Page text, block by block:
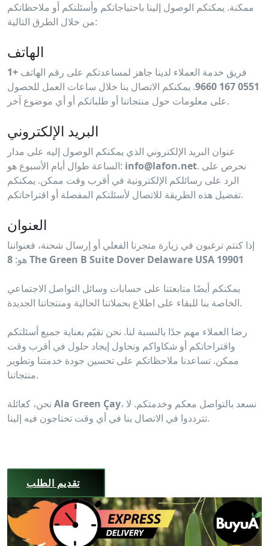
ممكنة. يمكنكم الوصول إلينا باحتياجاتكم وأسئلتكم أو ملاحظاتكم
من خلال الطرق التالية:
الهاتف
فريق خدمة العملاء لدينا جاهز لمساعدتكم على رقم الهاتف
+1
0551 167 9660
. يمكنكم الاتصال بنا خلال ساعات العمل للحصول
على معلومات حول منتجاتنا أو طلباتكم أو أي موضوع آخر.
البريد الإلكتروني
عنوان البريد الإلكتروني الذي يمكنكم الوصول إليه على مدار
الساعة طوال أيام الأسبوع هو: info@lafon.net. نحرص على
الرد على رسائلكم الإلكترونية في أقرب وقت ممكن. يمكنكم
تفضيل هذه الطريقة للاتصال لأسئلتكم المفصلة أو اقتراحاتكم.
العنوان
إذا كنتم ترغبون في زيارة متجرنا الفعلي أو إرسال شحنة، فعنواننا
هو:8 The Green B Suite Dover Delaware USA 19901
يمكنكم أيضًا متابعتنا على حسابات وسائل التواصل الاجتماعي
الخاصة بنا للبقاء على اطلاع بحملاتنا الحالية ومنتجاتنا الجديدة.
رضا العملاء مهم جدًا بالنسبة لنا. نحن نقيّم بعناية جميع أسئلتكم
واقتراحاتكم أو شكاواكم ونحاول إيجاد حلول في أقرب وقت
ممكن. تساعدنا ملاحظاتكم على تحسين جودة خدمتنا وتطوير
منتجاتنا.
Ala Green Çay، نسعد بالتواصل معكم وخدمتكم. لا
تترددوا في الاتصال بنا في أي وقت تحتاجون فيه إلينا.
تقديم الطلب